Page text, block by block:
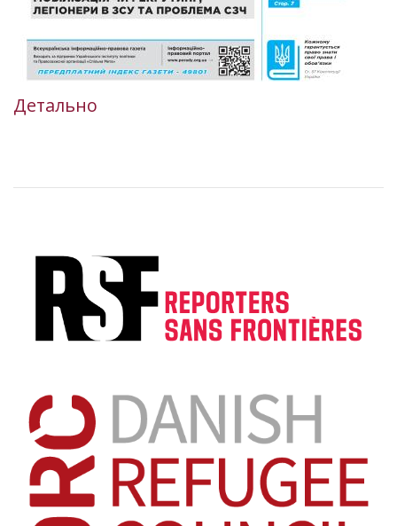
Детально